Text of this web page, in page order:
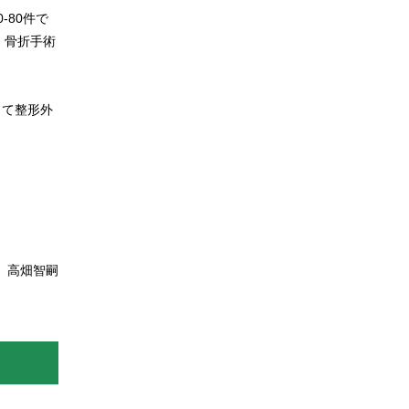
80件で
骨折手術
整形外
畑智嗣